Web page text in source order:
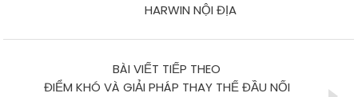
HARWIN NỘI ĐỊA
BÀI VIẾT TIẾP THEO
ĐIỂM KHÓ VÀ GIẢI PHÁP THAY THẾ ĐẦU NỐI